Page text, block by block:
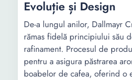
Evoluție și Design
De-a lungul anilor, Dallmayr
rămas fidelă principiului său
rafinament. Procesul de
pentru a asigura păstrarea
boabelor de cafea, oferind o